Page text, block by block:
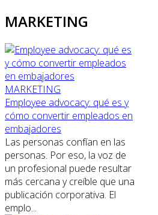
MARKETING
MARKETING
Employee advocacy: qué es y
cómo convertir empleados en
embajadores
Las personas confían en las
personas. Por eso, la voz de
un profesional puede resultar
más cercana y creíble que una
publicación corporativa. El
emplo...